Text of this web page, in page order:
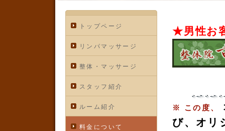
トップページ
リンパマッサージ
整体・マッサージ
スタッフ紹介
ルーム紹介
料金について
★男性お
※ この度、
び、オリ